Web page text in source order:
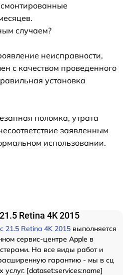
случаем?
неисправности,
с качеством проведенного
установка
поломка, утрата
заявленным
использовании.
Retina 4K 2015
21.5 Retina 4K 2015 выполняется
сервис-центре Apple в
На все виды работ и
гарантию - мы в сц
[dataset:services:name]